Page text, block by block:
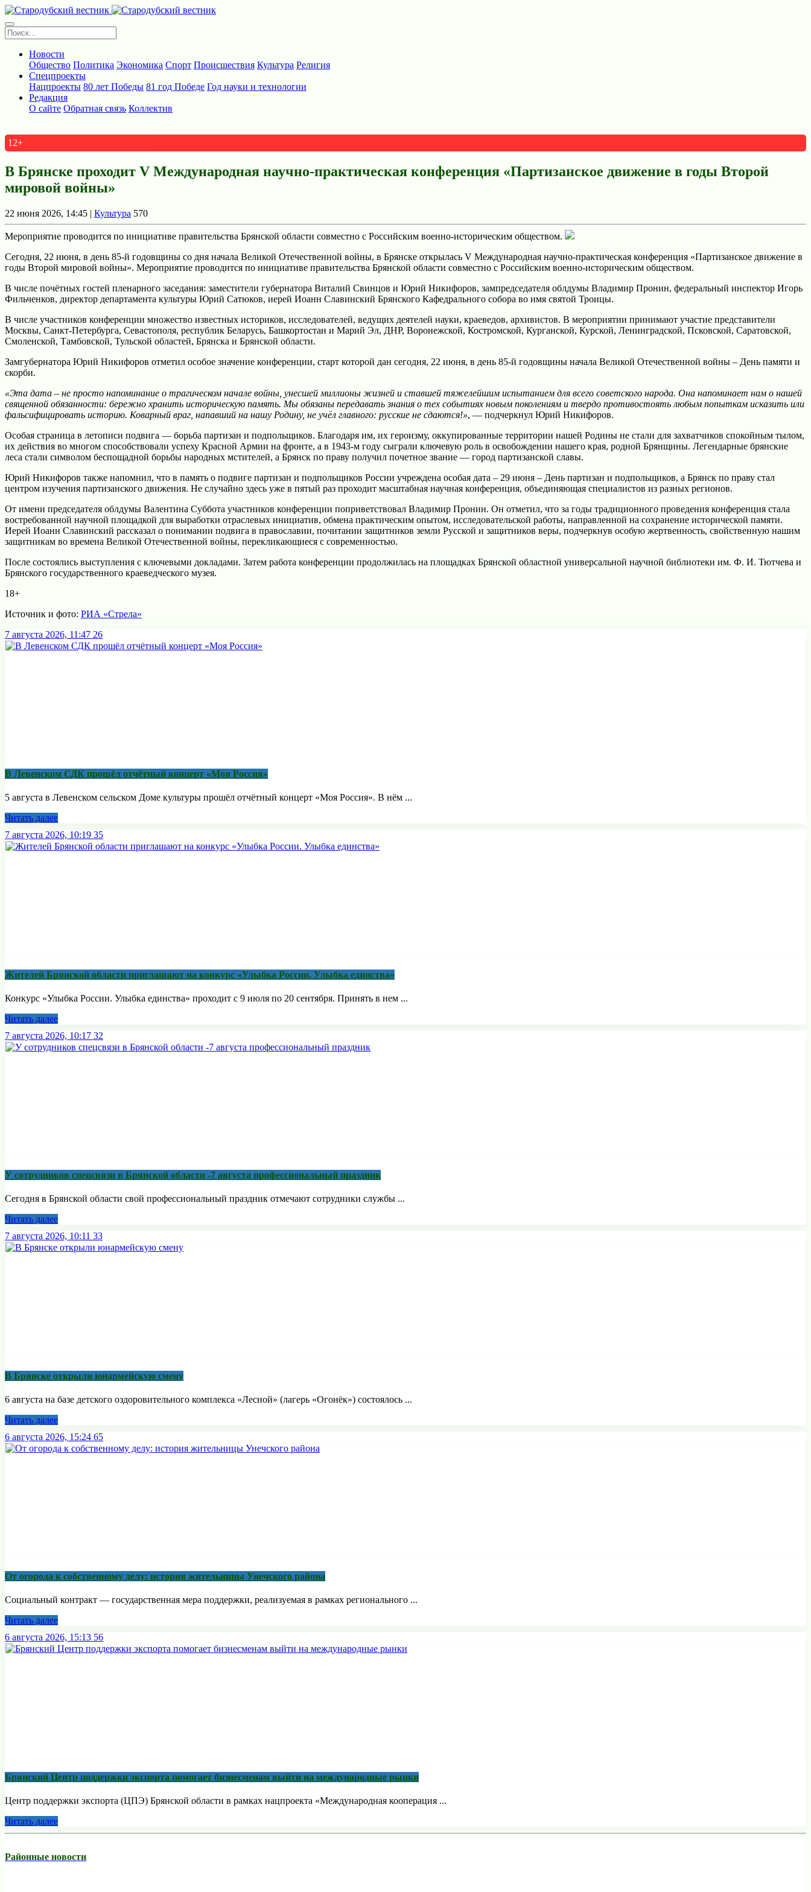
Новости
Общество Политика Экономика Спорт Происшествия Культура Религия
Спецпроекты
Нацпроекты 80 лет Победы 81 год Победе Год науки и технологии
Редакция
О сайте Обратная связь Коллектив
12+
В Брянске проходит V Международная научно-практическая конференция «Партизанское движение в годы Второй
мировой войны»
22 июня 2026, 14:45 | Культура 570
Мероприятие проводится по инициативе правительства Брянской области совместно с Российским военно-историческим обществом.
Сегодня, 22 июня, в день 85-й годовщины со дня начала Великой Отечественной войны, в Брянске открылась V Международная научно-практическая конференция «Партизанское движение в
годы Второй мировой войны». Мероприятие проводится по инициативе правительства Брянской области совместно с Российским военно-историческим обществом.
В числе почётных гостей пленарного заседания: заместители губернатора Виталий Свинцов и Юрий Никифоров, зампредседателя облдумы Владимир Пронин, федеральный инспектор Игорь
Фильченков, директор департамента культуры Юрий Сатюков, иерей Иоанн Славинский Брянского Кафедрального собора во имя святой Троицы.
В числе участников конференции множество известных историков, исследователей, ведущих деятелей науки, краеведов, архивистов. В мероприятии принимают участие представители
Москвы, Санкт-Петербурга, Севастополя, республик Беларусь, Башкортостан и Марий Эл, ДНР, Воронежской, Костромской, Курганской, Курской, Ленинградской, Псковской, Саратовской,
Смоленской, Тамбовской, Тульской областей, Брянска и Брянской области.
Замгубернатора Юрий Никифоров отметил особое значение конференции, старт которой дан сегодня, 22 июня, в день 85-й годовщины начала Великой Отечественной войны – День памяти и
скорби.
«Эта дата – не просто напоминание о трагическом начале войны, унесшей миллионы жизней и ставшей тяжелейшим испытанием для всего советского народа. Она напоминает нам о нашей
священной обязанности: бережно хранить историческую память. Мы обязаны передавать знания о тех событиях новым поколениям и твердо противостоять любым попыткам исказить или
фальсифицировать историю. Коварный враг, напавший на нашу Родину, не учёл главного: русские не сдаются!», — подчеркнул Юрий Никифоров.
Особая страница в летописи подвига — борьба партизан и подпольщиков. Благодаря им, их героизму, оккупированные территории нашей Родины не стали для захватчиков спокойным тылом,
их действия во многом способствовали успеху Красной Армии на фронте, а в 1943-м году сыграли ключевую роль в освобождении нашего края, родной Брянщины. Легендарные брянские
леса стали символом беспощадной борьбы народных мстителей, а Брянск по праву получил почетное звание — город партизанской славы.
Юрий Никифоров также напомнил, что в память о подвиге партизан и подпольщиков России учреждена особая дата – 29 июня – День партизан и подпольщиков, а Брянск по праву стал
центром изучения партизанского движения. Не случайно здесь уже в пятый раз проходит масштабная научная конференция, объединяющая специалистов из разных регионов.
От имени председателя облдумы Валентина Суббота участников конференции поприветствовал Владимир Пронин. Он отметил, что за годы традиционного проведения конференция стала
востребованной научной площадкой для выработки отраслевых инициатив, обмена практическим опытом, исследовательской работы, направленной на сохранение исторической памяти.
Иерей Иоанн Славинский рассказал о понимании подвига в православии, почитании защитников земли Русской и защитников веры, подчеркнув особую жертвенность, свойственную нашим
защитникам во времена Великой Отечественной войны, перекликающиеся с современностью.
После состоялись выступления с ключевыми докладами. Затем работа конференции продолжилась на площадках Брянской областной универсальной научной библиотеки им. Ф. И. Тютчева и
Брянского государственного краеведческого музея.
18+
Источник и фото: РИА «Стрела»
7 августа 2026, 11:47 26
В Левенском СДК прошёл отчётный концерт «Моя Россия»
5 августа в Левенском сельском Доме культуры прошёл отчётный концерт «Моя Россия». В нём ...
Читать далее
7 августа 2026, 10:19 35
Жителей Брянской области приглашают на конкурс «Улыбка России. Улыбка единства»
Конкурс «Улыбка России. Улыбка единства» проходит с 9 июля по 20 сентября. Принять в нем ...
Читать далее
7 августа 2026, 10:17 32
У сотрудников спецсвязи в Брянской области -7 августа профессиональный праздник
Сегодня в Брянской области свой профессиональный праздник отмечают сотрудники службы ...
Читать далее
7 августа 2026, 10:11 33
В Брянске открыли юнармейскую смену
6 августа на базе детского оздоровительного комплекса «Лесной» (лагерь «Огонёк») состоялось ...
Читать далее
6 августа 2026, 15:24 65
От огорода к собственному делу: история жительницы Унечского района
Социальный контракт — государственная мера поддержки, реализуемая в рамках регионального ...
Читать далее
6 августа 2026, 15:13 56
Брянский Центр поддержки экспорта помогает бизнесменам выйти на международные рынки
Центр поддержки экспорта (ЦПЭ) Брянской области в рамках нацпроекта «Международная кооперация ...
Читать далее
Районные новости